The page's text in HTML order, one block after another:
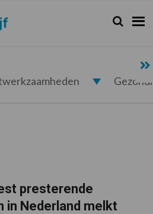
Zoeken...
Zoek
presterende
in Nederland melkt